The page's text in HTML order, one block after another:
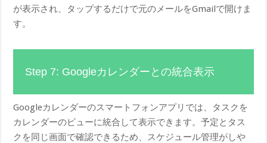
が表示され、タップするだけで元のメールをGmailで開けま
す。
Step 7: Googleカレンダーとの統合表示
Googleカレンダーのスマートフォンアプリでは、タスクを
カレンダーのビューに統合して表示できます。予定とタス
クを同じ画面で確認できるため、スケジュール管理がしや